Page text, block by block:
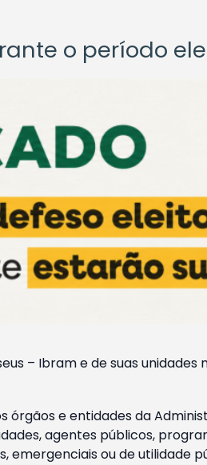
o período
– Ibram e de suas
e entidades da
agentes públicos,
ou de utilidade